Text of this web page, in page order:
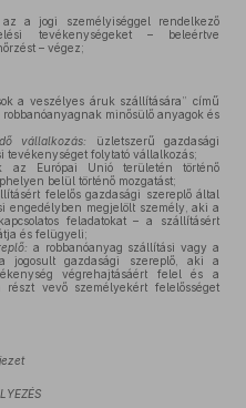
az a jogi személyiséggel rendelkező
tevékenységeket – beleértve
– végez;
a veszélyes áruk szállítására” című
minősülő anyagok és
vállalkozás:
üzletszerű gazdasági
tevékenységet folytató vállalkozás;
az Európai Unió területén történő
belül történő mozgatást;
felelős gazdasági szereplő által
engedélyben megjelölt személy, aki a
feladatokat – a szállításért
és felügyeli;
a robbanóanyag szállítási vagy a
jogosult gazdasági szereplő, aki a
végrehajtásáért felel és a
vevő személyekért felelősséget